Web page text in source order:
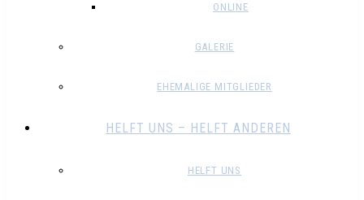
ONLINE
GALERIE
EHEMALIGE MITGLIEDER
HELFT UNS – HELFT ANDEREN
HELFT UNS